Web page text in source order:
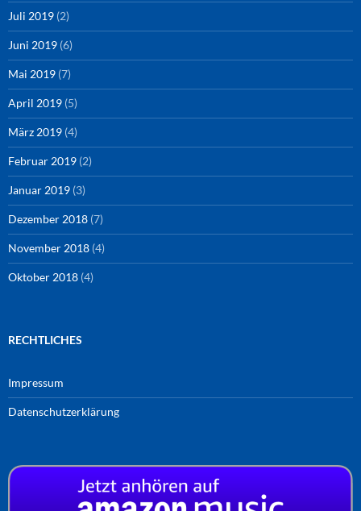
Juli 2019 (2)
Juni 2019 (6)
Mai 2019 (7)
April 2019 (5)
März 2019 (4)
Februar 2019 (2)
Januar 2019 (3)
Dezember 2018 (7)
November 2018 (4)
Oktober 2018 (4)
RECHTLICHES
Impressum
Datenschutzerklärung